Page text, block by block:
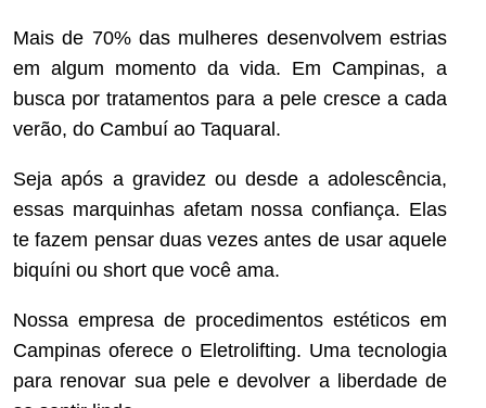
Mais de 70% das mulheres desenvolvem estrias
em algum momento da vida. Em Campinas, a
busca por tratamentos para a pele cresce a cada
verão, do Cambuí ao Taquaral.
Seja após a gravidez ou desde a adolescência,
essas marquinhas afetam nossa confiança. Elas
te fazem pensar duas vezes antes de usar aquele
biquíni ou short que você ama.
Nossa empresa de procedimentos estéticos em
Campinas oferece o Eletrolifting. Uma tecnologia
para renovar sua pele e devolver a liberdade de